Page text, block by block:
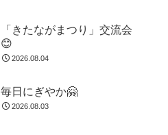
「きたながまつり」交流会
😊
2026.08.04
毎日にぎやか🤗
2026.08.03